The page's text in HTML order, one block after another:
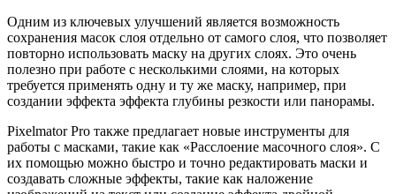
Одним из ключевых улучшений является возможность
сохранения масок слоя отдельно от самого слоя, что позволяет
повторно использовать маску на других слоях. Это очень
полезно при работе с несколькими слоями, на которых
требуется применять одну и ту же маску, например, при
создании эффекта эффекта глубины резкости или панорамы.
Pixelmator Pro также предлагает новые инструменты для
работы с масками, такие как «Расслоение масочного слоя». С
их помощью можно быстро и точно редактировать маски и
создавать сложные эффекты, такие как наложение